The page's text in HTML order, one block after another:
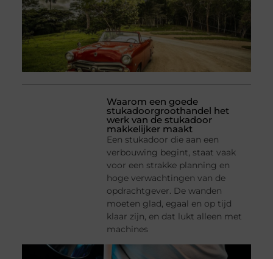
Waarom een goede
stukadoorgroothandel het
werk van de stukadoor
makkelijker maakt
Een stukadoor die aan een
verbouwing begint, staat vaak
voor een strakke planning en
hoge verwachtingen van de
opdrachtgever. De wanden
moeten glad, egaal en op tijd
klaar zijn, en dat lukt alleen met
machines